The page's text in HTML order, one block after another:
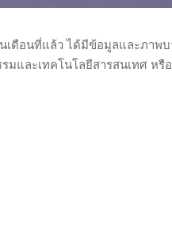
เดือนที่แล้ว ได้มีข้อมูลและภาพบ
มและเทคโนโลยีสารสนเทศ หรื